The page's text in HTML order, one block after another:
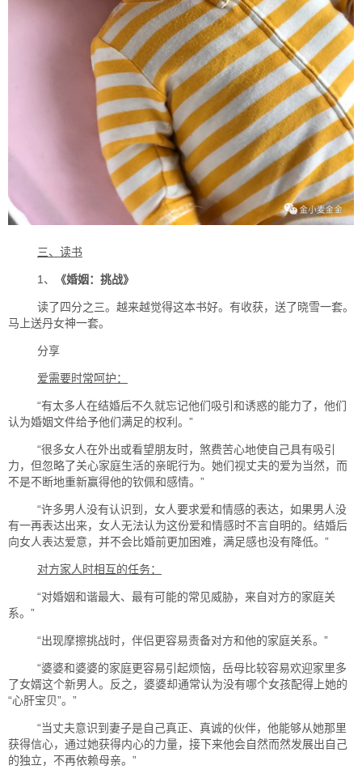
三、读书
1、 《婚姻：挑战》
读了四分之三。越来越觉得这本书好。有收获，送了晓雪一套。
马上送丹女神一套。
分享
爱需要时常呵护：
“有太多人在结婚后不久就忘记他们吸引和诱惑的能力了，他们
认为婚姻文件给予他们满足的权利。”
“很多女人在外出或看望朋友时，煞费苦心地使自己具有吸引
力，但忽略了关心家庭生活的亲昵行为。她们视丈夫的爱为当然，而
不是不断地重新赢得他的钦佩和感情。”
“许多男人没有认识到，女人要求爱和情感的表达，如果男人没
有一再表达出来，女人无法认为这份爱和情感时不言自明的。结婚后
向女人表达爱意，并不会比婚前更加困难，满足感也没有降低。”
对方家人时相互的任务：
“对婚姻和谐最大、最有可能的常见威胁，来自对方的家庭关
系。”
“出现摩擦挑战时，伴侣更容易责备对方和他的家庭关系。”
“婆婆和婆婆的家庭更容易引起烦恼，岳母比较容易欢迎家里多
了女婿这个新男人。反之，婆婆却通常认为没有哪个女孩配得上她的
“心肝宝贝”。”
“当丈夫意识到妻子是自己真正、真诚的伙伴，他能够从她那里
获得信心，通过她获得内心的力量，接下来他会自然而然发展出自己
的独立，不再依赖母亲。”